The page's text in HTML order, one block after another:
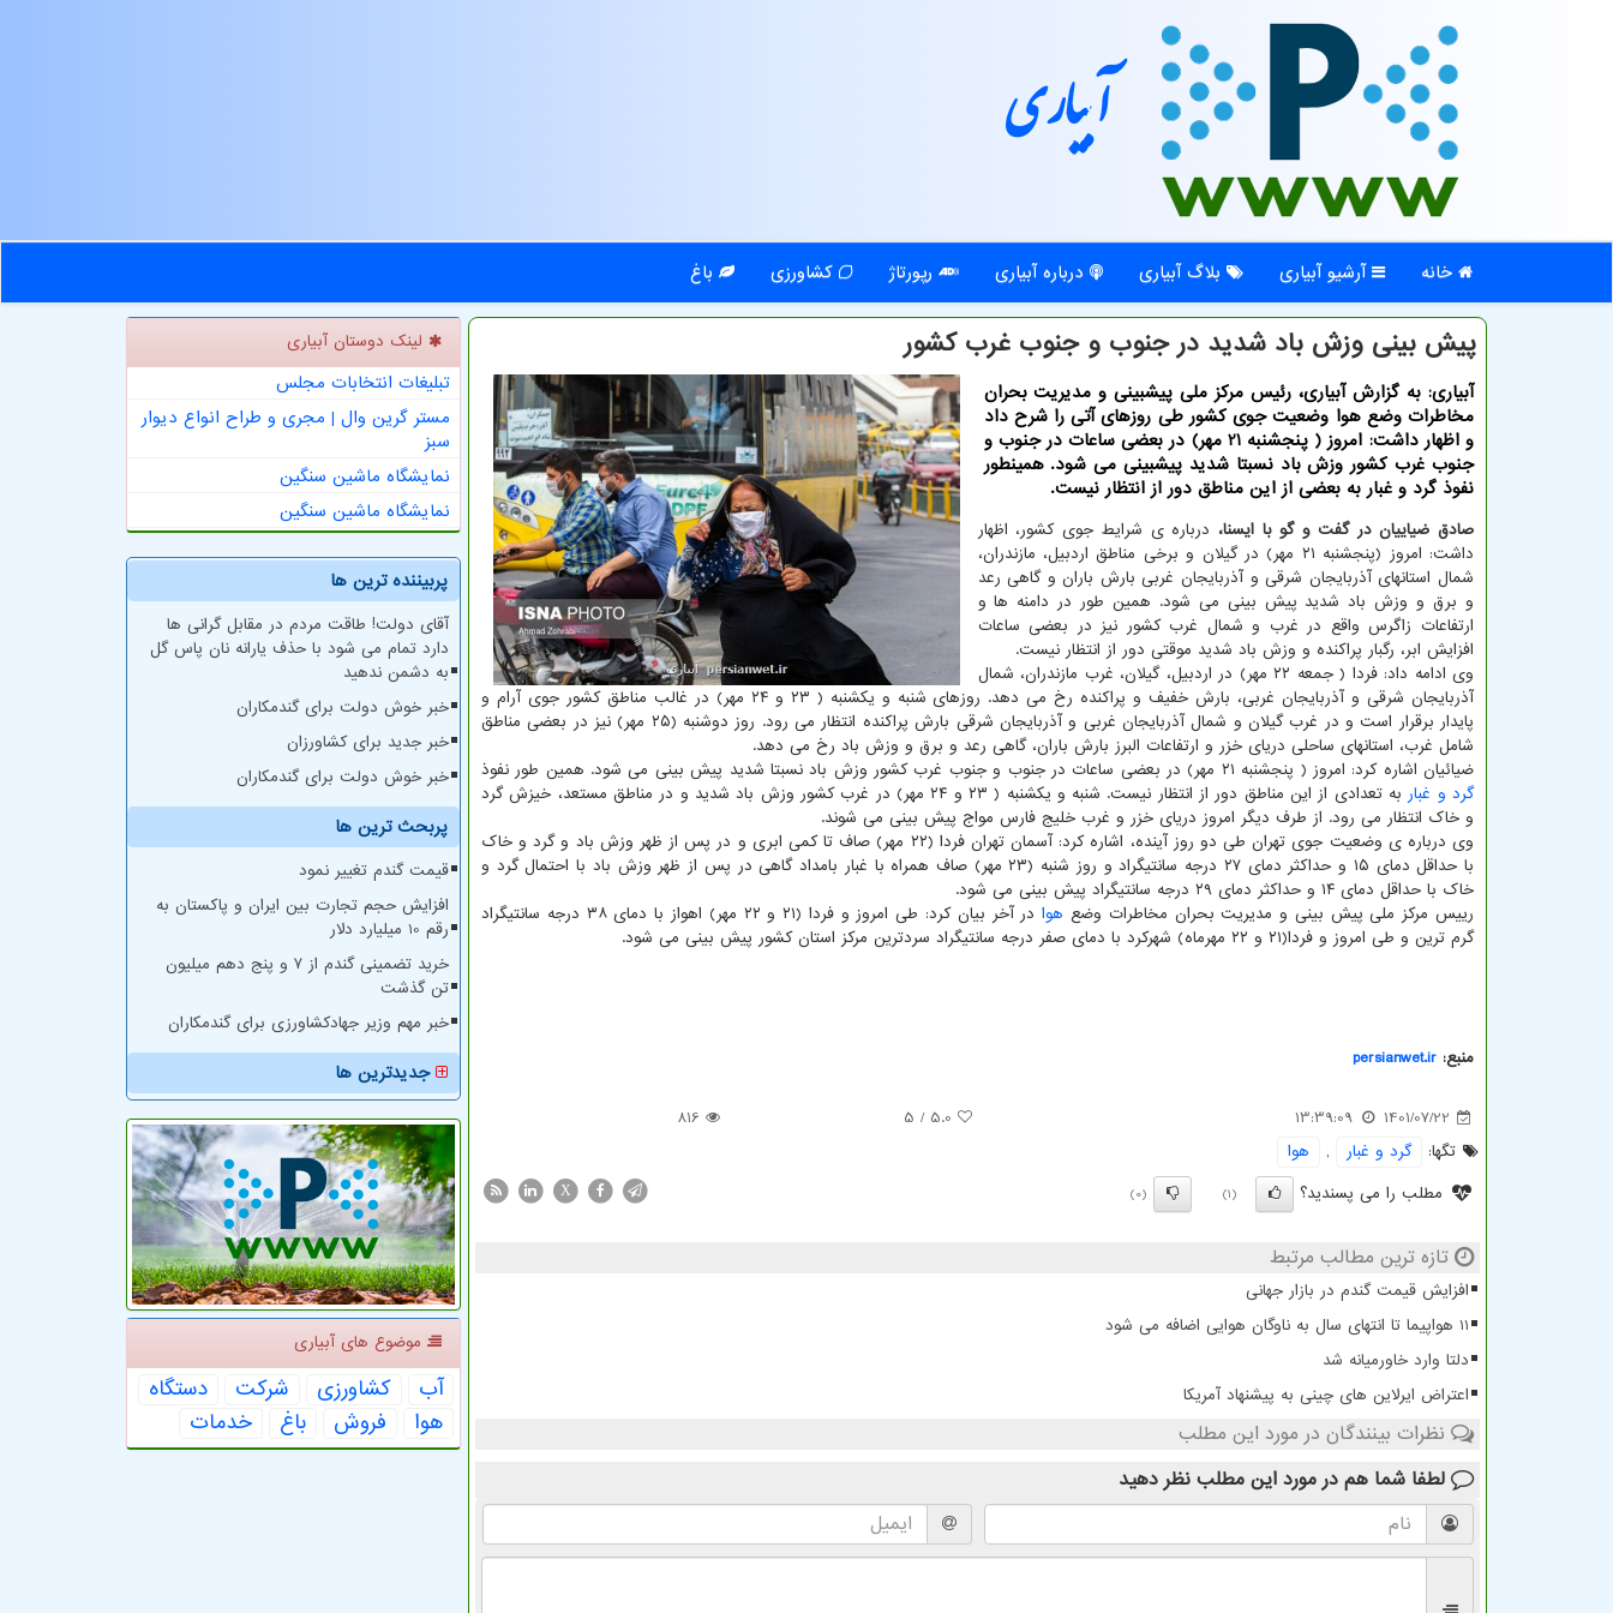
آبیاری
خانه آرشیو آبیاری بلاگ آبیاری درباره آبیاری رپورتاژ کشاورزی باغ
پیش بینی وزش باد شدید در جنوب و جنوب غرب کشور
آبیاری: به گزارش آبیاری، رئیس مرکز ملی پیشبینی و مدیریت بحران
مخاطرات وضع هوا وضعیت جوی کشور طی روزهای آتی را شرح داد
و اظهار داشت: امروز ( پنجشنبه 21 مهر) در بعضی ساعات در جنوب و
جنوب غرب کشور وزش باد نسبتا شدید پیشبینی می شود. همینطور
نفوذ گرد و غبار به بعضی از این مناطق دور از انتظار نیست.
صادق ضیاییان در گفت و گو با ایسنا، درباره ی شرایط جوی کشور، اظهار
داشت: امروز (پنجشنبه ۲۱ مهر) در گیلان و برخی مناطق اردبیل، مازندران،
شمال استانهای آذربایجان شرقی و آذربایجان غربی بارش باران و گاهی رعد
و برق و وزش باد شدید پیش بینی می شود. همین طور در دامنه ها و
ارتفاعات زاگرس واقع در غرب و شمال غرب کشور نیز در بعضی ساعات
افزایش ابر، رگبار پراکنده و وزش باد شدید موقتی دور از انتظار نیست.
وی ادامه داد: فردا ( جمعه ۲۲ مهر) در اردبیل، گیلان، غرب مازندران، شمال
آذربایجان شرقی و آذربایجان غربی، بارش خفیف و پراکنده رخ می دهد. روزهای شنبه و یکشنبه ( ۲۳ و ۲۴ مهر) در غالب مناطق کشور جوی آرام و
پایدار برقرار است و در غرب گیلان و شمال آذربایجان غربی و آذربایجان شرقی بارش پراکنده انتظار می رود. روز دوشنبه (۲۵ مهر) نیز در بعضی مناطق
شامل غرب، استانهای ساحلی دریای خزر و ارتفاعات البرز بارش باران، گاهی رعد و برق و وزش باد رخ می دهد.
ضیائیان اشاره کرد: امروز ( پنجشنبه ۲۱ مهر) در بعضی ساعات در جنوب و جنوب غرب کشور وزش باد نسبتا شدید پیش بینی می شود. همین طور نفوذ
گرد و غبار
به تعدادی از این مناطق دور از انتظار نیست. شنبه و یکشنبه ( ۲۳ و ۲۴ مهر) در غرب کشور وزش باد شدید و در مناطق مستعد، خیزش گرد
و خاک انتظار می رود. از طرف دیگر امروز دریای خزر و غرب خلیج فارس مواج پیش بینی می شوند.
وی درباره ی وضعیت جوی تهران طی دو روز آینده، اشاره کرد: آسمان تهران فردا (۲۲ مهر) صاف تا کمی ابری و در پس از ظهر وزش باد و گرد و خاک
با حداقل دمای ۱۵ و حداکثر دمای ۲۷ درجه سانتیگراد و روز شنبه (۲۳ مهر) صاف همراه با غبار بامداد گاهی در پس از ظهر وزش باد با احتمال گرد و
خاک با حداقل دمای ۱۴ و حداکثر دمای ۲۹ درجه سانتیگراد پیش بینی می شود.
رییس مرکز ملی پیش بینی و مدیریت بحران مخاطرات وضع هوا
در آخر بیان کرد: طی امروز و فردا (۲۱ و ۲۲ مهر) اهواز با دمای ۳۸ درجه سانتیگراد
گرم ترین و طی امروز و فردا(۲۱ و ۲۲ مهرماه) شهرکرد با دمای صفر درجه سانتیگراد سردترین مرکز استان کشور پیش بینی می شود.
منبع: persianwet.ir
1401/07/22
13:39:09
5.0
/ 5
816
تگها:
گرد و غبار ,
هوا
مطلب را می پسندید؟
(1)
(0)
X
تازه ترین مطالب مرتبط
افزایش قیمت گندم در بازار جهانی
11 هواپیما تا انتهای سال به ناوگان هوایی اضافه می شود
دلتا وارد خاورمیانه شد
اعتراض ایرلاین های چینی به پیشنهاد آمریکا
نظرات بینندگان در مورد این مطلب
لطفا شما هم در مورد این مطلب نظر دهید
لینک دوستان آبیاری
تبلیغات انتخابات مجلس
مستر گرین وال | مجری و طراح انواع دیوار
سبز
نمایشگاه ماشین سنگین
نمایشگاه ماشین سنگین
پربیننده ترین ها
آقای دولت! طاقت مردم در مقابل گرانی ها
دارد تمام می شود با حذف یارانه نان پاس گل
به دشمن ندهید
خبر خوش دولت برای گندمکاران
خبر جدید برای کشاورزان
خبر خوش دولت برای گندمکاران
پربحث ترین ها
قیمت گندم تغییر نمود
افزایش حجم تجارت بین ایران و پاکستان به
رقم 10 میلیارد دلار
خرید تضمینی گندم از ۷ و پنج دهم میلیون
تن گذشت
خبر مهم وزیر جهادکشاورزی برای گندمکاران
جدیدترین ها
موضوع های آبیاری
آب كشاورزی شركت
دستگاه
هوا
فروش باغ خدمات